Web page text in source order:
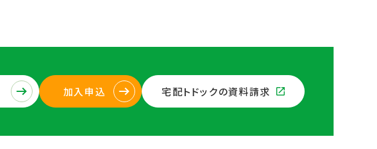
加入申込 宅配トドックの資料請求